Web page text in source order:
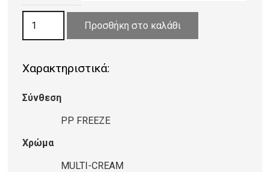
76,00 €
20826/W
CREAM
ποσότητα
Προσθήκη στο καλάθι
Χαρακτηριστικά:
Σύνθεση
PP FREEZE
Χρώμα
MULTI-CREAM